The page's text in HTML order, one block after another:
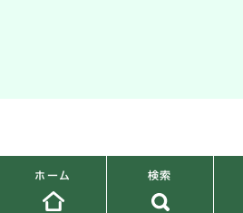
ホーム 検索